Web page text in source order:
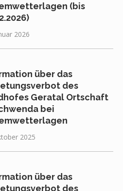
(bis
2026
über das
des
Geratal Ortschaft
bei
2025
über das
des